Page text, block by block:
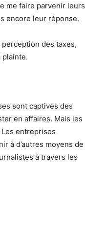
me faire parvenir leurs
encore leur réponse.
des taxes,
plainte.
sont captives des
en affaires. Mais les
entreprises
à d’autres moyens de
à travers les